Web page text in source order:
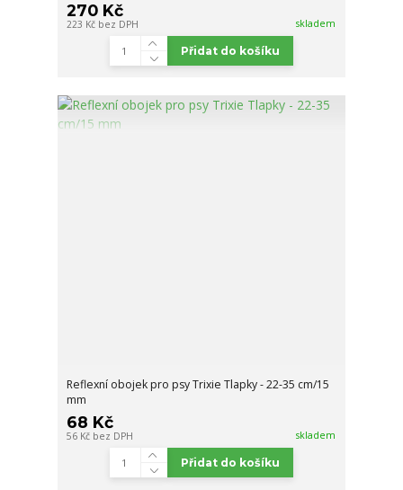
270 Kč
223 Kč bez DPH skladem
Přidat do košíku
Reflexní obojek pro psy Trixie Tlapky - 22-35 cm/15
mm
68 Kč
56 Kč bez DPH skladem
Přidat do košíku